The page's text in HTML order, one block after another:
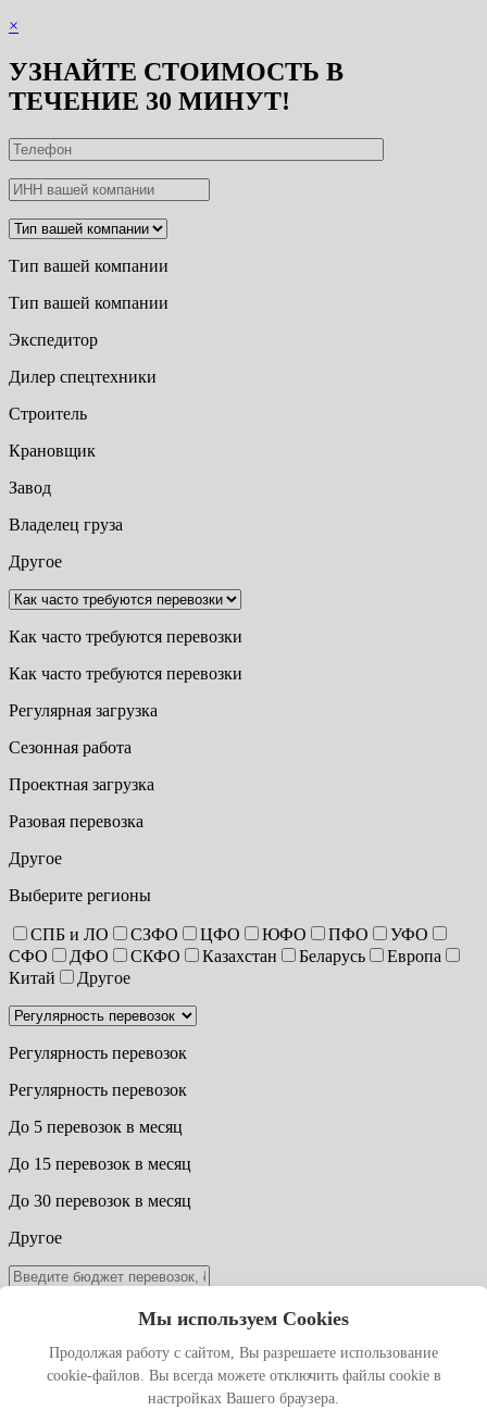
×
УЗНАЙТЕ СТОИМОСТЬ В
ТЕЧЕНИЕ 30 МИНУТ!
Тип вашей компании
Тип вашей компании
Экспедитор
Дилер спецтехники
Строитель
Крановщик
Завод
Владелец груза
Другое
Как часто требуются перевозки
Как часто требуются перевозки
Регулярная загрузка
Сезонная работа
Проектная загрузка
Разовая перевозка
Другое
Выберите регионы
СПБ и ЛО СЗФО ЦФО ЮФО ПФО
УФО
СФО
ДФО СКФО Казахстан Беларусь
Европа
Китай
Другое
Регулярность перевозок
Регулярность перевозок
До 5 перевозок в месяц
До 15 перевозок в месяц
До 30 перевозок в месяц
Другое
обработкой персональных данных
получить расчёт
С нами вы получите:
Мы используем Cookies
Продолжая работу с сайтом, Вы разрешаете использование
cookie-файлов. Вы всегда можете отключить файлы cookie в
настройках Вашего браузера.